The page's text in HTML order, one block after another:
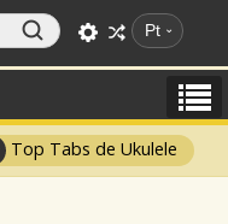
Pt
Top Tabs de Ukulele